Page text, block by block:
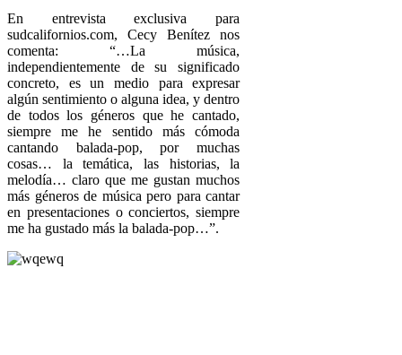
En entrevista exclusiva para
sudcalifornios.com, Cecy Benítez nos
comenta: “…La música,
independientemente de su significado
concreto, es un medio para expresar
algún sentimiento o alguna idea, y dentro
de todos los géneros que he cantado,
siempre me he sentido más cómoda
cantando balada-pop, por muchas
cosas… la temática, las historias, la
melodía… claro que me gustan muchos
más géneros de música pero para cantar
en presentaciones o conciertos, siempre
me ha gustado más la balada-pop…”.